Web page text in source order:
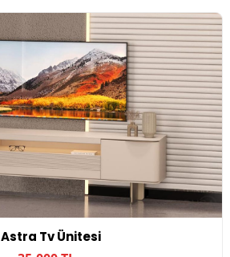
Astra Tv Ünitesi